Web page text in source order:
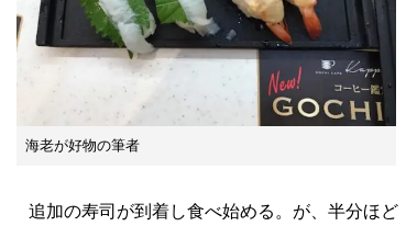
海老が好物の筆者
追加の寿司が到着し食べ始める。が、半分ほど